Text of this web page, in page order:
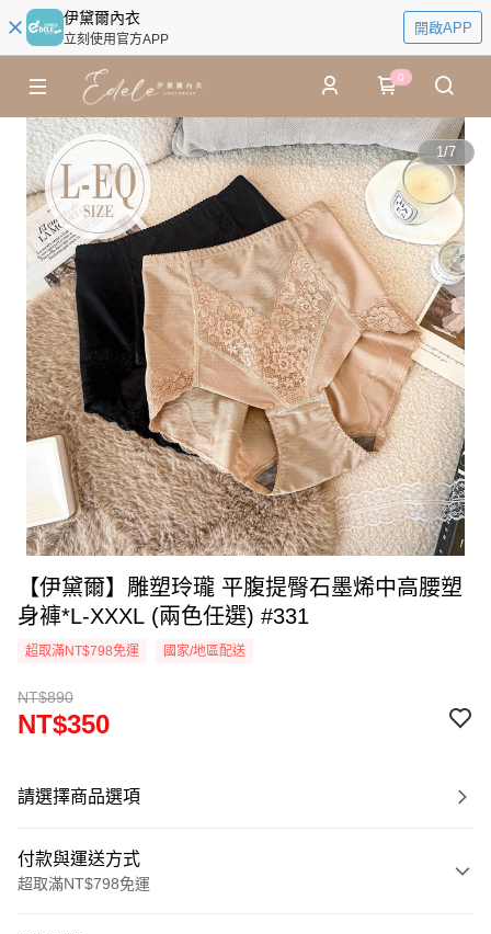
伊黛爾內衣
立刻使用官方APP
開啟APP
0
1/7
【伊黛爾】雕塑玲瓏 平腹提臀石墨烯中高腰塑
身褲*L-XXXL (兩色任選) #331
超取滿NT$798免運 國家/地區配送
NT$890
NT$350
請選擇商品選項
付款與運送方式
超取滿NT$798免運